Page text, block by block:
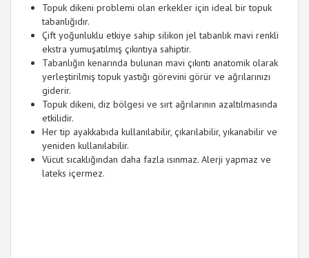
Topuk dikeni problemi olan erkekler için ideal bir topuk
tabanlığıdır.
Çift yoğunluklu etkiye sahip silikon jel tabanlık mavi renkli
ekstra yumuşatılmış çıkıntıya sahiptir.
Tabanlığın kenarında bulunan mavi çıkıntı anatomik olarak
yerleştirilmiş topuk yastığı görevini görür ve ağrılarınızı
giderir.
Topuk dikeni, diz bölgesi ve sırt ağrılarının azaltılmasında
etkilidir.
Her tip ayakkabıda kullanılabilir, çıkarılabilir, yıkanabilir ve
yeniden kullanılabilir.
Vücut sıcaklığından daha fazla ısınmaz. Alerji yapmaz ve
lateks içermez.